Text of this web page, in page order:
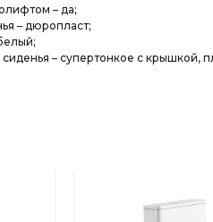
– да;
– дюропласт;
сиденья – супертонкое с крышкой,